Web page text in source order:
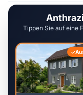
Tippen Sie auf eine